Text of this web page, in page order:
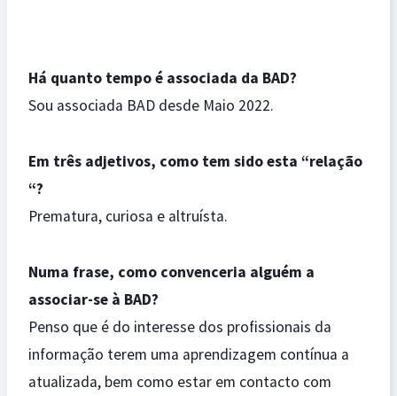
Há quanto tempo é associada da BAD?
Sou associada BAD desde Maio 2022.
Em três adjetivos, como tem sido esta “relação
“?
Prematura, curiosa e altruísta.
Numa frase, como convenceria alguém a
associar-se à BAD?
Penso que é do interesse dos profissionais da
informação terem uma aprendizagem contínua a
atualizada, bem como estar em contacto com